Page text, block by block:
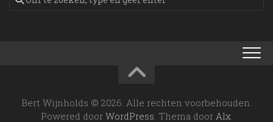
Bert Wijnholds © 2026. Alle rechten voorbehouden.
Powered door WordPress. Thema door Alx.